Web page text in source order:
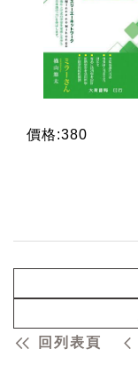
價格:380
回列表頁